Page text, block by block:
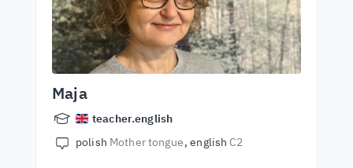
Maja
teacher.english
polish Mother tongue english C2